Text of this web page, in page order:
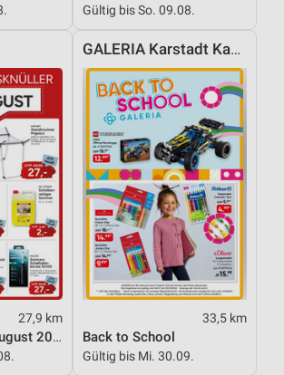
Gültig bis So. 09.08.
27,9 km
Monatsknüller August 2026
GALERIA Karstadt Kaufhof
33,5 km
Back to School
Gültig bis Mi. 30.09.